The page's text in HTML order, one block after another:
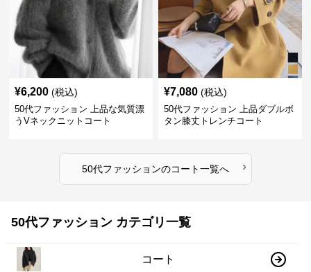
¥6,200 (税込)
50代ファッション 上品な気質漂
うVネックニットコート
¥7,080 (税込)
50代ファッション 上品ダブルボ
タン膝丈トレンチコート
50代ファッションのコート一覧へ ›
50代ファッション カテゴリ一覧
コート